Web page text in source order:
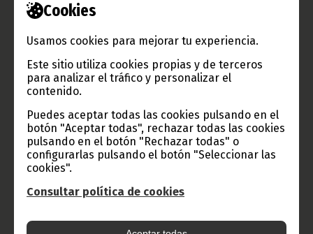
Cookies
Usamos cookies para mejorar tu experiencia.
Este sitio utiliza cookies propias y de terceros
para analizar el tráfico y personalizar el
contenido.
Puedes aceptar todas las cookies pulsando en el
botón "Aceptar todas", rechazar todas las cookies
pulsando en el botón "Rechazar todas" o
configurarlas pulsando el botón "Seleccionar las
cookies".
Consultar política de cookies
TVGE
Radio Nacional de Guinea
Ecuatorial
Haz click aquí para escuchar ahora